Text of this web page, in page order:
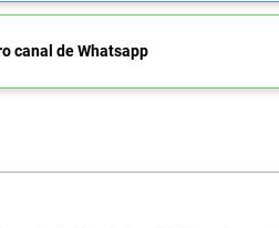
canal de Whatsapp